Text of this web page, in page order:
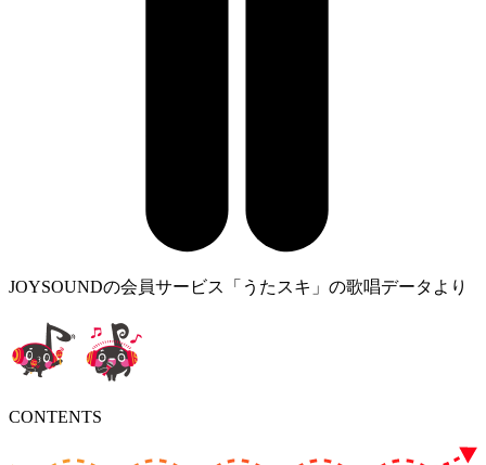
JOYSOUNDの会員サービス「うたスキ」の歌唱データより
CONTENTS